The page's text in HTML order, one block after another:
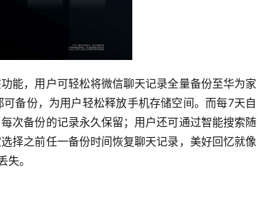
能，用户可轻松将微信聊天记录全量备份至华为家
备份，为用户轻松释放手机存储空间。而每7天自
次备份的记录永久保留；用户还可通过智能搜索随
择之前任一备份时间恢复聊天记录，美好回忆就像
。